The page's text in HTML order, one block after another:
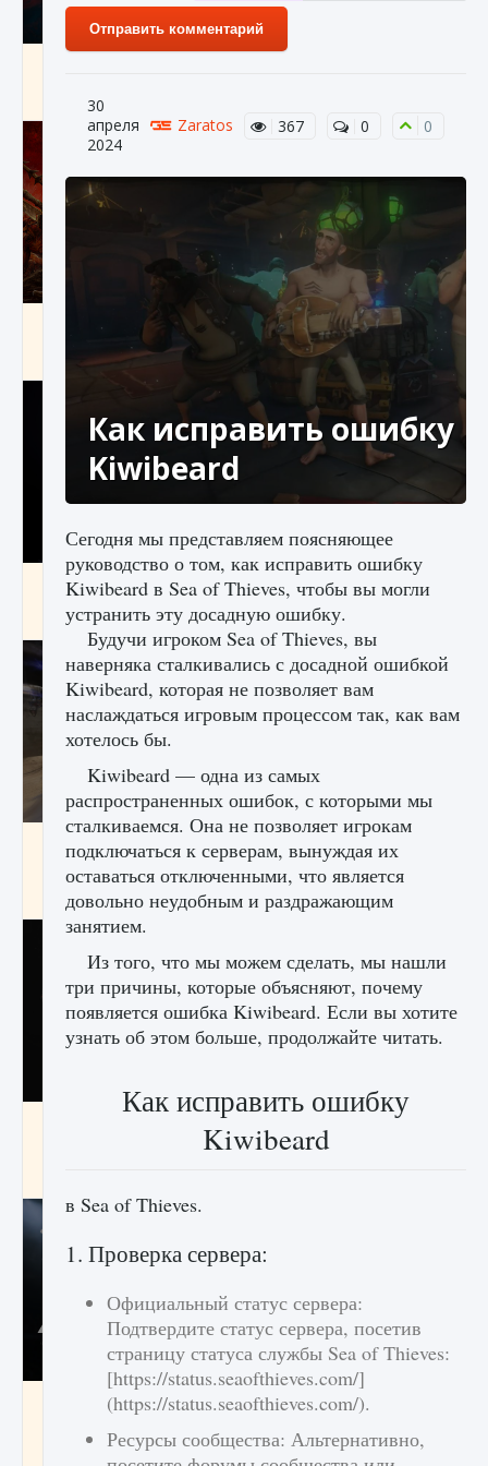
9 августа 2024
Как найти Гробницу Изгоев в Diablo 4
9 августа 2024 0 0
Как получить Thunder Egg в Stardew Valley
9 августа 2024 1 244 0
Как исправить неработающие награды For
Honor
9 августа 2024 1 205 0 0
Как разблокировать чертеж счастливого
оружия в MW3 и Warzone
Все новые функции Ultimate Team в EA FC
9 августа 2024
Отправить комментарий
30
апреля
2024
Zaratos 367 0 0
Как исправить ошибку
Kiwibeard
Сегодня мы представляем поясняющее
руководство о том, как исправить ошибку
Kiwibeard в Sea of ​​Thieves, чтобы вы могли
устранить эту досадную ошибку.
Будучи игроком Sea of ​​Thieves, вы
наверняка сталкивались с досадной ошибкой
Kiwibeard, которая не позволяет вам
наслаждаться игровым процессом так, как вам
хотелось бы.
Kiwibeard — одна из самых
распространенных ошибок, с которыми мы
сталкиваемся. Она не позволяет игрокам
подключаться к серверам, вынуждая их
оставаться отключенными, что является
довольно неудобным и раздражающим
занятием.
Из того, что мы можем сделать, мы нашли
три причины, которые объясняют, почему
появляется ошибка Kiwibeard. Если вы хотите
узнать об этом больше, продолжайте читать.
Как исправить ошибку
Kiwibeard
в Sea of ​​Thieves.
1. Проверка сервера:
Официальный статус сервера:
Подтвердите статус сервера, посетив
страницу статуса службы Sea of ​​Thieves:
[https://status.seaofthieves.com/]
(https://status.seaofthieves.com/).
Ресурсы сообщества: Альтернативно,